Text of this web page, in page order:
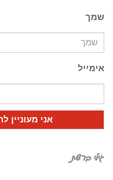
שמך
אימייל
גילי ברשת